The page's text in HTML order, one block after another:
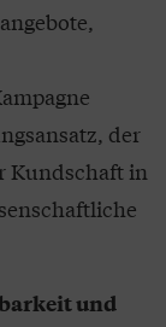
der
Kundschaft in
und